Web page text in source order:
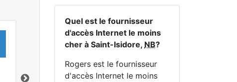
Quel est le fournisseur
d'accès Internet le moins
cher à Saint-Isidore, NB?
Rogers est le fournisseur
d'accès Internet le moins